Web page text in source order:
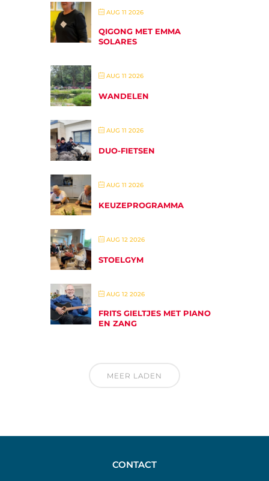
AUG 11 2026
QIGONG MET EMMA
SOLARES
AUG 11 2026
WANDELEN
AUG 11 2026
DUO-FIETSEN
AUG 11 2026
KEUZEPROGRAMMA
AUG 12 2026
STOELGYM
AUG 12 2026
FRITS GIELTJES MET PIANO
EN ZANG
MEER LADEN
CONTACT